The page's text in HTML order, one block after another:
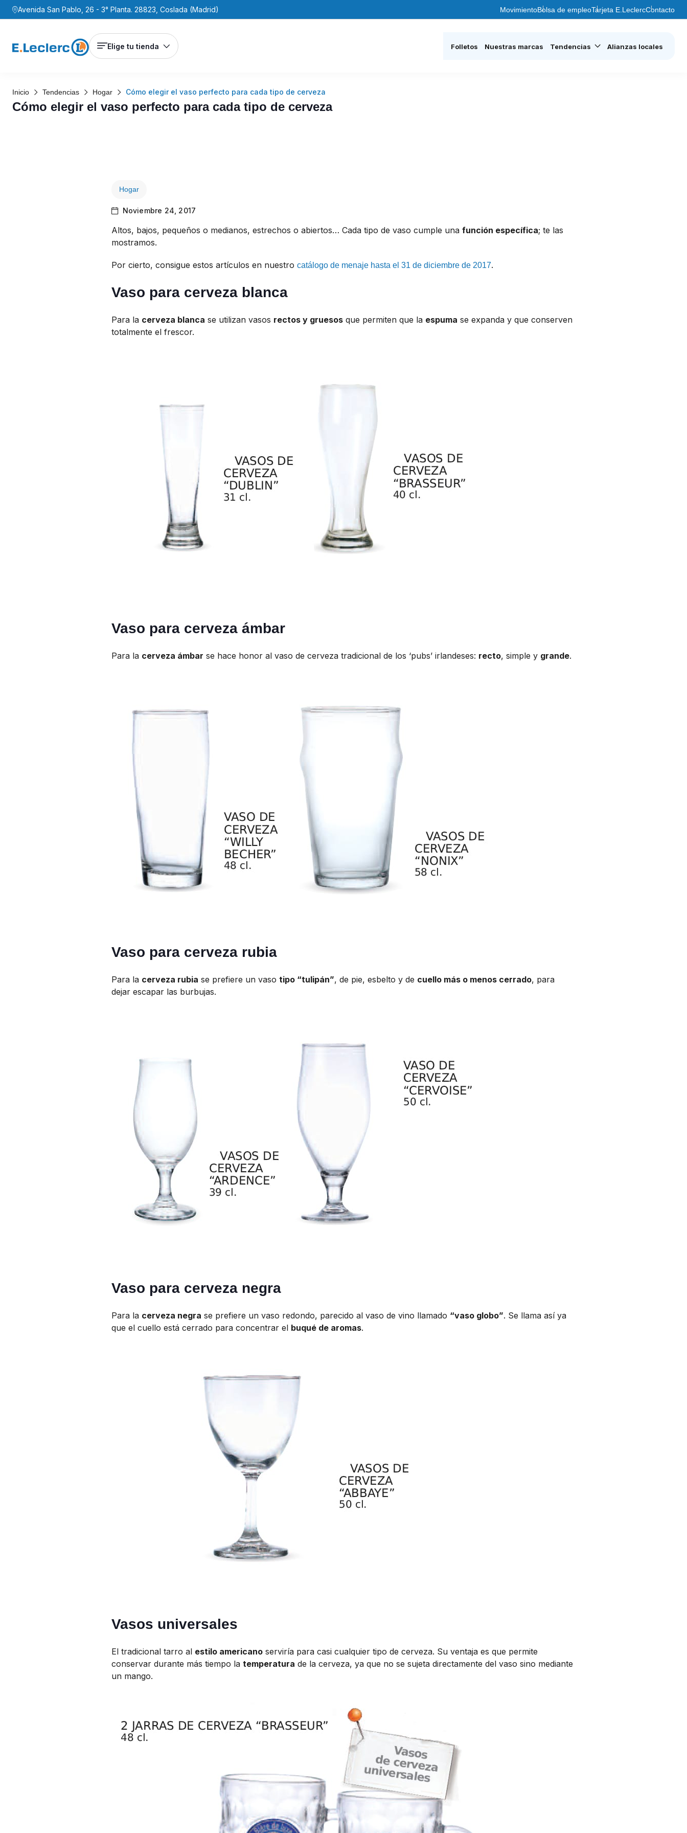
Avenida San Pablo, 26 - 3° Planta. 28823, Coslada (Madrid) MovimientoBolsa de empleoTarjeta E.LeclercContacto
Elige tu tienda Folletos Nuestras marcas Tendencias Alianzas locales
Inicio Tendencias Hogar Cómo elegir el vaso perfecto para cada tipo de cerveza
Cómo elegir el vaso perfecto para cada tipo de cerveza
Hogar
Noviembre 24, 2017
Altos, bajos, pequeños o medianos, estrechos o abiertos… Cada tipo de vaso cumple unafunción específica; te las
mostramos.
Por cierto, consigue estos artículos en nuestrocatálogo de menaje hasta el 31 de diciembre de 2017.
Vaso para cerveza blanca
Para la cerveza blanca se utilizan vasos rectos y gruesos que permiten que la espuma se expanda y que conserven
totalmente el frescor.
Vaso para cerveza ámbar
Para la cerveza ámbar se hace honor al vaso de cerveza tradicional de los ‘pubs’ irlandeses: recto, simple y grande.
Vaso para cerveza rubia
Para la cerveza rubia se prefiere un vasotipo “tulipán”, de pie, esbelto y de cuello más o menos cerrado, para
dejar escapar las burbujas.
Vaso para cerveza negra
Para la cerveza negra se prefiere un vaso redondo, parecido al vaso de vino llamado “vaso globo”. Se llama así ya
que el cuello está cerrado para concentrar el buqué de aromas.
Vasos universales
El tradicional tarro al estilo americano serviría para casi cualquier tipo de cerveza. Su ventaja es que permite
conservar durante más tiempo latemperatura de la cerveza, ya que no se sujeta directamente del vaso sino mediante
un mango.